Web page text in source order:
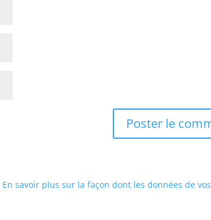
En savoir plus sur la façon dont les données de vos